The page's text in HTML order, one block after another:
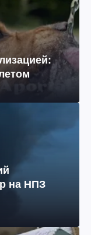
на НПЗ